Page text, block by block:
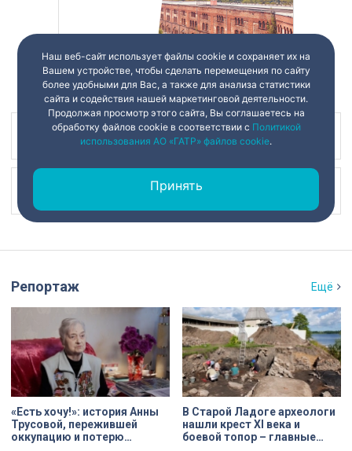
Наш канал в
Наш канал в
Репортаж Ещё
«Есть хочу!»: история Анны
Трусовой, пережившей
оккупацию и потерю
В Старой Ладоге археологи
нашли крест XI века и
боевой топор – главные
Наш веб-сайт использует файлы cookie и сохраняет их на
Вашем устройстве, чтобы сделать перемещения по сайту
более удобными для Вас, а также для анализа статистики
сайта и содействия нашей маркетинговой деятельности.
Продолжая просмотр этого сайта, Вы соглашаетесь на
обработку файлов cookie в соответствии с Политикой
использования АО «ГАТР» файлов cookie.
Принять